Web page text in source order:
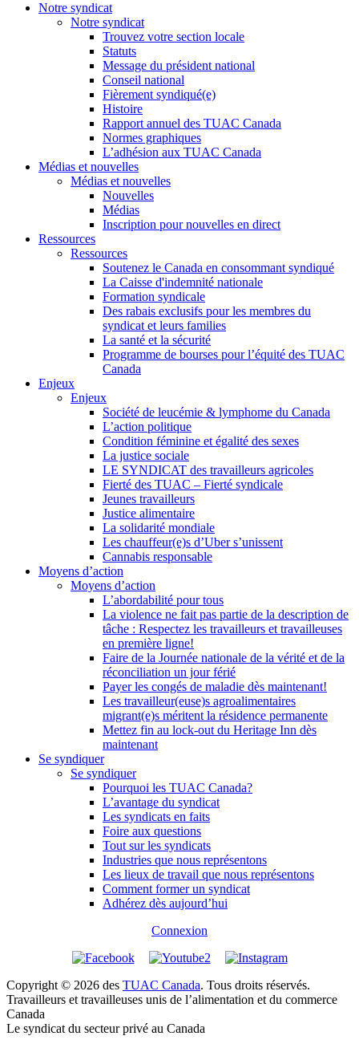
Notre syndicat
Notre syndicat
Trouvez votre section locale
Statuts
Message du président national
Conseil national
Fièrement syndiqué(e)
Histoire
Rapport annuel des TUAC Canada
Normes graphiques
L’adhésion aux TUAC Canada
Médias et nouvelles
Médias et nouvelles
Nouvelles
Médias
Inscription pour nouvelles en direct
Ressources
Ressources
Soutenez le Canada en consommant syndiqué
La Caisse d'indemnité nationale
Formation syndicale
Des rabais exclusifs pour les membres du
syndicat et leurs families
La santé et la sécurité
Programme de bourses pour l’équité des TUAC
Canada
Enjeux
Enjeux
Société de leucémie & lymphome du Canada
L’action politique
Condition féminine et égalité des sexes
La justice sociale
LE SYNDICAT des travailleurs agricoles
Fierté des TUAC – Fierté syndicale
Jeunes travailleurs
Justice alimentaire
La solidarité mondiale
Les chauffeur(e)s d’Uber s’unissent
Cannabis responsable
Moyens d’action
Moyens d’action
L’abordabilité pour tous
La violence ne fait pas partie de la description de
tâche : Respectez les travailleurs et travailleuses
en première ligne!
Faire de la Journée nationale de la vérité et de la
réconciliation un jour férié
Payer les congés de maladie dès maintenant!
Les travailleur(euse)s agroalimentaires
migrant(e)s méritent la résidence permanente
Mettez fin au lock-out du Heritage Inn dès
maintenant
Se syndiquer
Se syndiquer
Pourquoi les TUAC Canada?
L’avantage du syndicat
Les syndicats en faits
Foire aux questions
Tout sur les syndicats
Industries que nous représentons
Les lieux de travail que nous représentons
Comment former un syndicat
Adhérez dès aujourd’hui
Connexion
Copyright © 2026 des TUAC Canada. Tous droits réservés.
Travailleurs et travailleuses unis de l’alimentation et du commerce
Canada
Le syndicat du secteur privé au Canada